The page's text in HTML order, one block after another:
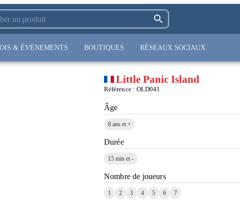
& ÉVÈNEMENTS BOUTIQUES RÉSEAUX SOCIAUX
Little Panic Island
Référence : OLD041
Âge
8 ans et +
Durée
15 min et -
Nombre de joueurs
1 2 3 4 5 6 7